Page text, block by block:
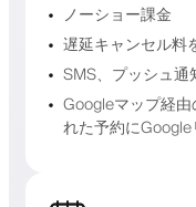
ノーショー課金
遅延キャンセル料
SMS、プッシュ
Googleマップ経
れた予約に